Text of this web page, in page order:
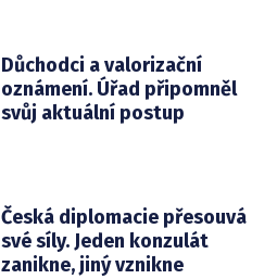
Důchodci a valorizační
oznámení. Úřad připomněl
svůj aktuální postup
Česká diplomacie přesouvá
své síly. Jeden konzulát
zanikne, jiný vznikne